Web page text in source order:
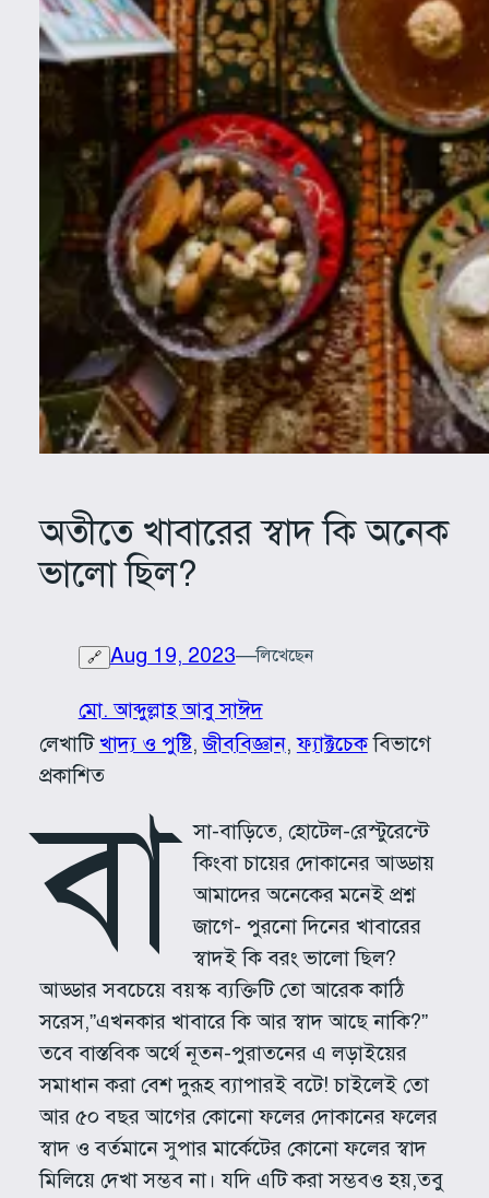
অতীতে খাবারের স্বাদ কি অনেক
ভালো ছিল?
🔗 Aug 19, 2023—লিখেছেন
মো. আব্দুল্লাহ আবু সাঈদ
লেখাটিখাদ্য ও পুষ্টি, জীববিজ্ঞান, ফ্যাক্টচেকবিভাগে
প্রকাশিত
বা
সা-বাড়িতে, হোটেল-রেস্টুরেন্টে
কিংবা চায়ের দোকানের আড্ডায়
আমাদের অনেকের মনেই প্রশ্ন
জাগে- পুরনো দিনের খাবারের
স্বাদই কি বরং ভালো ছিল?
আড্ডার সবচেয়ে বয়স্ক ব্যক্তিটি তো আরেক কাঠি
সরেস,”এখনকার খাবারে কি আর স্বাদ আছে নাকি?”
তবে বাস্তবিক অর্থে নূতন-পুরাতনের এ লড়াইয়ের
সমাধান করা বেশ দুরূহ ব্যাপারই বটে! চাইলেই তো
আর ৫০ বছর আগের কোনো ফলের দোকানের ফলের
স্বাদ ও বর্তমানে সুপার মার্কেটের কোনো ফলের স্বাদ
মিলিয়ে দেখা সম্ভব না। যদি এটি করা সম্ভবও হয়,তবু